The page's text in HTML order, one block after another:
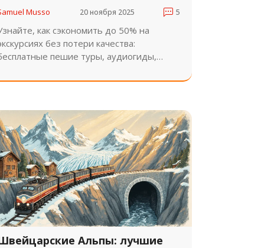
Musso 20 ноября 2025 5
как сэкономить до 50% на
без потери качества:
пешие туры, аудиогиды,
туристов. Простые способы,
Альпы: лучшие